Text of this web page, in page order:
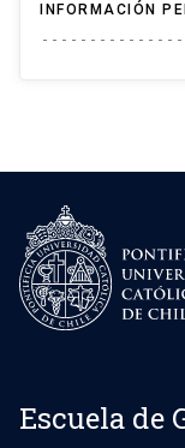
INFORMACIÓN
Escuela de